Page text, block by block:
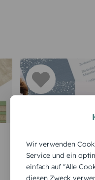
Funkenflug
Wir verwenden
Service und ein
einfach auf "Alle
diesen Zweck